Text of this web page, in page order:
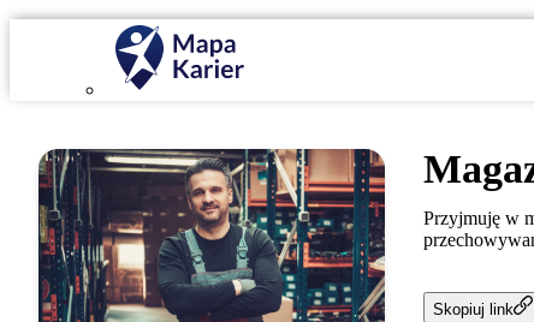
Przyjmuję w
Skopiuj link